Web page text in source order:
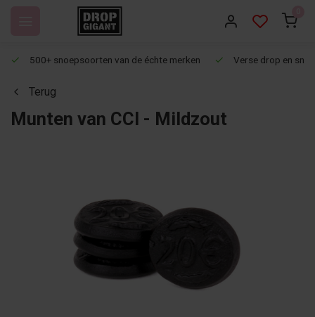
500+ snoepsoorten van de échte merken Verse drop en
Terug
Munten van CCI - Mildzout